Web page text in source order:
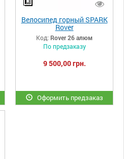
Велосипед горный SPARK
Rover
26"-17алюминиевая рама
Код: Rover 26 алюм
По предзаказу
9 500,00 грн.
Оформить предзаказ